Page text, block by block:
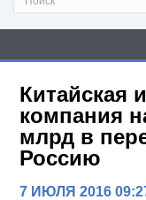
Китайская
компания
млрд в
Россию
7 ИЮЛЯ 2016